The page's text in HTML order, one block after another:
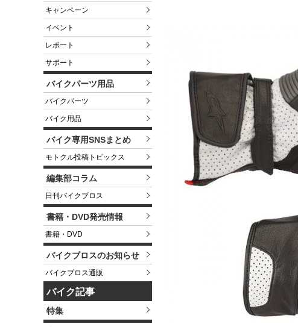
キャンペーン
イベント
レポート
サポート
バイクパーツ用品
バイクパーツ
バイク用品
バイク専用SNSまとめ
モトクル投稿トピックス
編集部コラム
日刊バイクブロス
書籍・DVD発売情報
書籍・DVD
バイクブロスのお知らせ
バイクブロス通販
バイク記事
特集